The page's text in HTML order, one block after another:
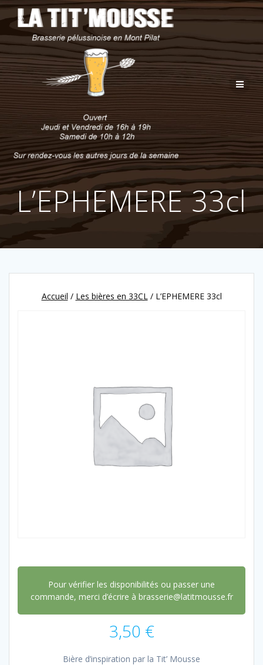
Passer
au
contenu
L’EPHEMERE 33cl
Accueil / Les bières en 33CL/ L’EPHEMERE 33cl
Pour vérifier les disponibilités ou passer une
commande, merci d’écrire à brasserie@latitmousse.fr
3,50 €
Bière d’inspiration par la Tit’ Mousse